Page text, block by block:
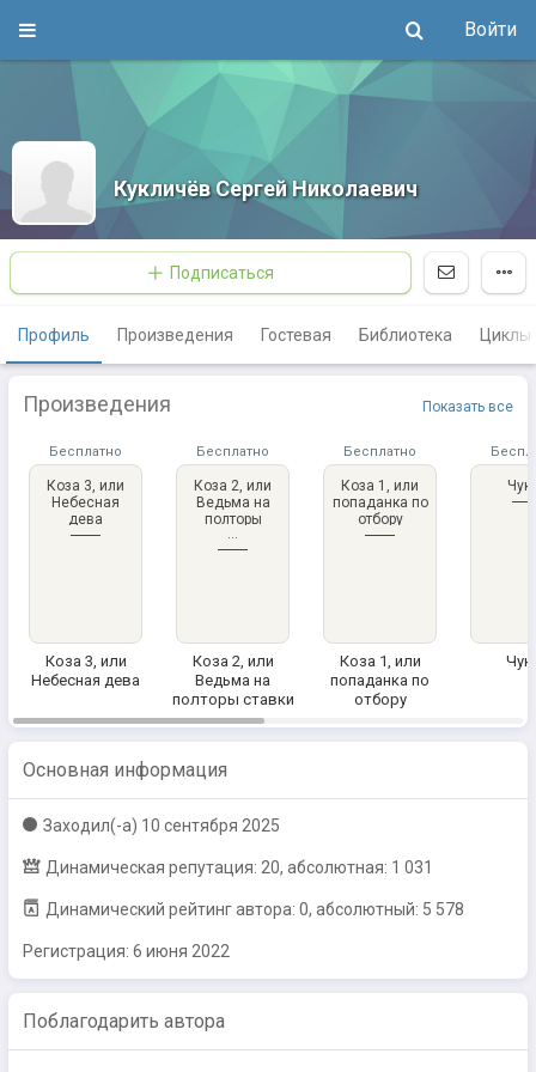
Войти
Кукличёв Сергей Николаевич
Подписаться
Профиль Произведения Гостевая Библиотека Циклы
Произведения Показать все
Бесплатно
Коза 3, или
Небесная
дева
Коза 3, или
Небесная дева
Бесплатно
Коза 2, или
Ведьма на
полторы
ставки
Коза 2, или
Ведьма на
полторы ставки
Бесплатно
Коза 1, или
попаданка по
отбору
Коза 1, или
попаданка по
отбору
Основная информация
Заходил(-a) 10 сентября 2025
Динамическая репутация: 20, абсолютная: 1 031
Динамический рейтинг автора: 0, абсолютный: 5 578
Регистрация: 6 июня 2022
Поблагодарить автора